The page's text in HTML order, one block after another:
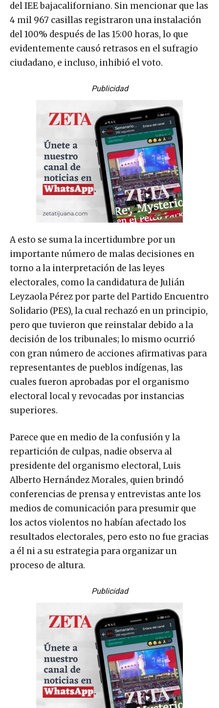
del IEE bajacaliforniano. Sin mencionar que las
4 mil 967 casillas registraron una instalación
del 100% después de las 15:00 horas, lo que
evidentemente causó retrasos en el sufragio
ciudadano, e incluso, inhibió el voto.
Publicidad
A esto se suma la incertidumbre por un
importante número de malas decisiones en
torno a la interpretación de las leyes
electorales, como la candidatura de Julián
Leyzaola Pérez por parte del Partido Encuentro
Solidario (PES), la cual rechazó en un principio,
pero que tuvieron que reinstalar debido a la
decisión de los tribunales; lo mismo ocurrió
con gran número de acciones afirmativas para
representantes de pueblos indígenas, las
cuales fueron aprobadas por el organismo
electoral local y revocadas por instancias
superiores.
Parece que en medio de la confusión y la
repartición de culpas, nadie observa al
presidente del organismo electoral, Luis
Alberto Hernández Morales, quien brindó
conferencias de prensa y entrevistas ante los
medios de comunicación para presumir que
los actos violentos no habían afectado los
resultados electorales, pero esto no fue gracias
a él ni a su estrategia para organizar un
proceso de altura.
Publicidad